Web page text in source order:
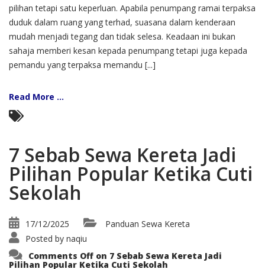
pilihan tetapi satu keperluan. Apabila penumpang ramai terpaksa
duduk dalam ruang yang terhad, suasana dalam kenderaan
mudah menjadi tegang dan tidak selesa. Keadaan ini bukan
sahaja memberi kesan kepada penumpang tetapi juga kepada
pemandu yang terpaksa memandu [...]
Read More ...
7 Sebab Sewa Kereta Jadi
Pilihan Popular Ketika Cuti
Sekolah
17/12/2025
Panduan Sewa Kereta
Posted by naqiu
Comments Off on 7 Sebab Sewa Kereta Jadi
Pilihan Popular Ketika Cuti Sekolah